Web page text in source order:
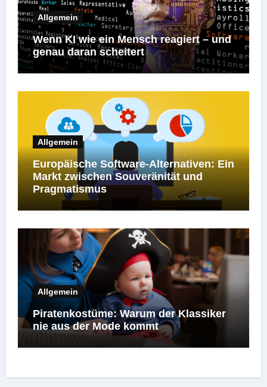
Allgemein
Wenn KI wie ein Mensch reagiert – und
genau daran scheitert
Allgemein
Europäische Software-Alternativen: Ein
Markt zwischen Souveränität und
Pragmatismus
Allgemein
Piratenkostüme: Warum der Klassiker
nie aus der Mode kommt